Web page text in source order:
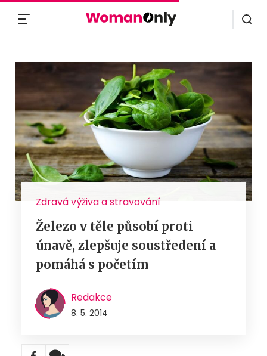
Zdravá výživa a stravování
Železo v těle působí proti
únavě, zlepšuje soustředení a
pomáhá s početím
Redakce
8. 5. 2014